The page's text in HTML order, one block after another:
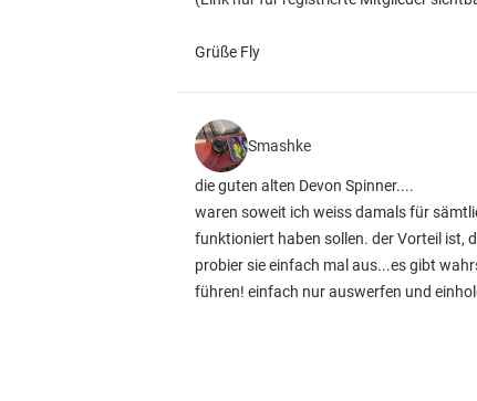
Grüße Fly
Smashke
die guten alten Devon Spinner....
waren soweit ich weiss damals für
funktioniert haben sollen. der Vorteil ist,
probier sie einfach mal aus...es gibt
führen! einfach nur auswerfen und